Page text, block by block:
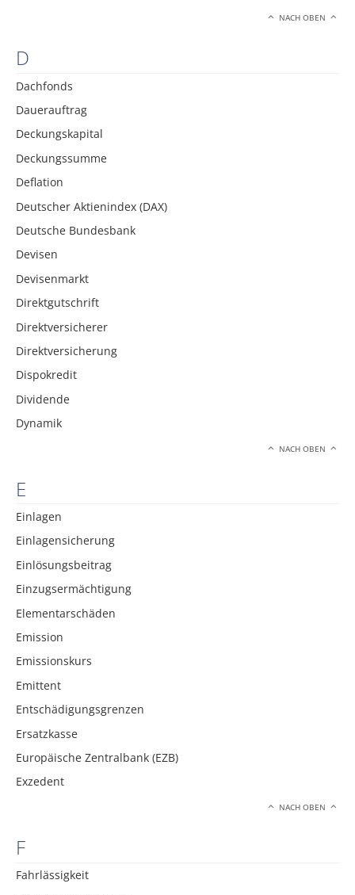
NACH OBEN
D
Dachfonds
Dauerauftrag
Deckungskapital
Deckungssumme
Deflation
Deutscher Aktienindex (DAX)
Deutsche Bundesbank
Devisen
Devisenmarkt
Direktgutschrift
Direktversicherer
Direktversicherung
Dispokredit
Dividende
Dynamik
NACH OBEN
E
Einlagen
Einlagensicherung
Einlösungsbeitrag
Einzugsermächtigung
Elementarschäden
Emission
Emissionskurs
Emittent
Entschädigungsgrenzen
Ersatzkasse
Europäische Zentralbank (EZB)
Exzedent
NACH OBEN
F
Fahrlässigkeit